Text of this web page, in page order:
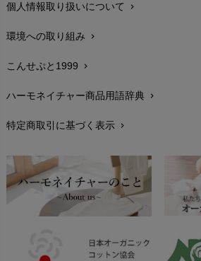
サイズ・寸法chevron_right
生地・素材chevron_right
お手入れについて
レビューを書こうchevron_right
返品交換chevron_right
FAXでのご注文
お問い合わせchevron_right
個人情報取り扱いについて chevron_right
環境への取り組み chevron_right
こんせぷと1999 chevron_right
ハーモネイチャー商品用語辞典 chevron_right
特定商取引に基づく表示 chevron_right